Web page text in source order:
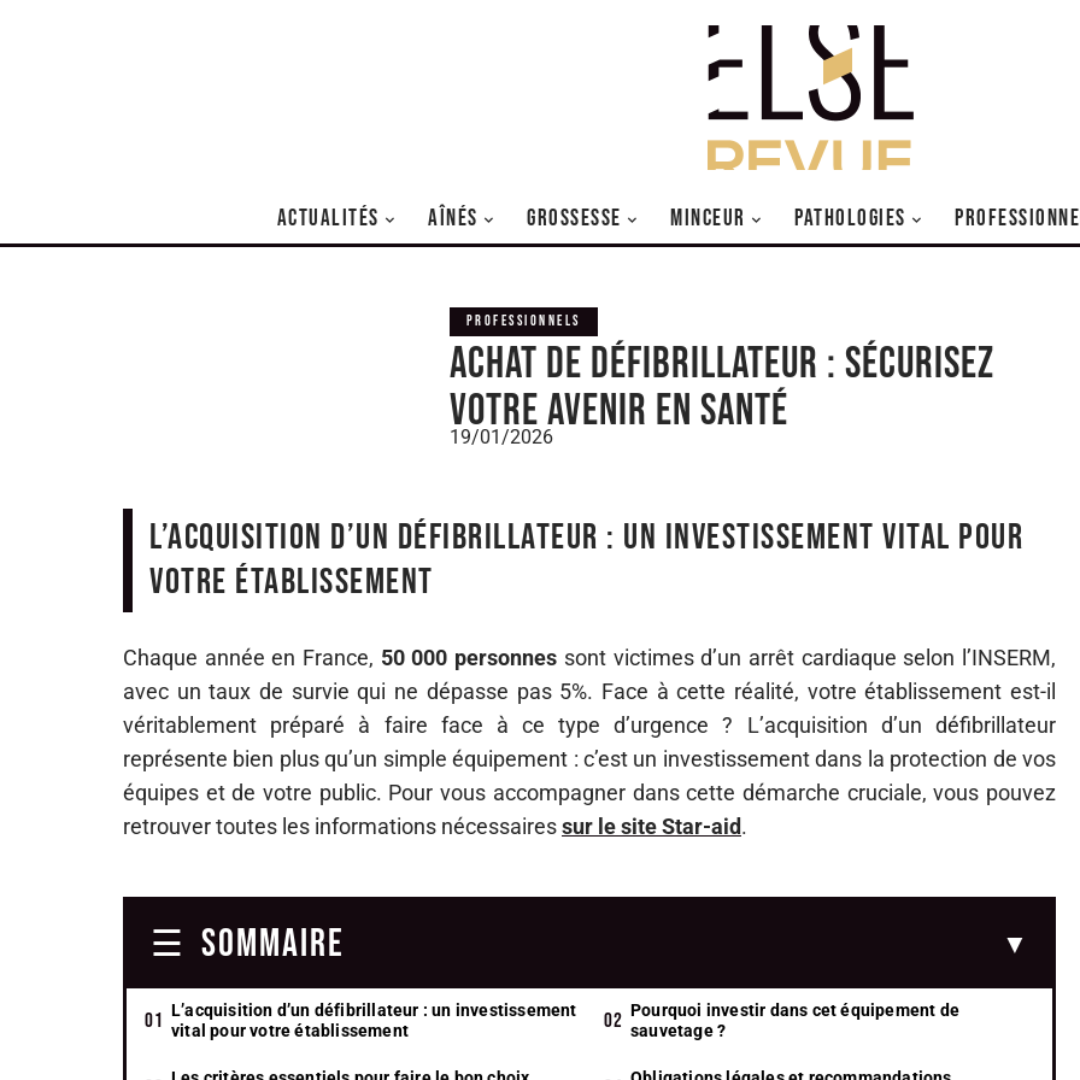
ACTUALITÉS AÎNÉS GROSSESSE MINCEUR PATHOLOGIES
PROFESSIONNELS
Achat de défibrillateur : sécurisez
votre avenir en santé
19/01/2026
L’acquisition d’un défibrillateur : un investissement vital pour
votre établissement
Chaque année en France, 50 000 personnes sont victimes d’un arrêt cardiaque selon l’INSERM,
avec un taux de survie qui ne dépasse pas 5%. Face à cette réalité, votre établissement est-il
véritablement préparé à faire face à ce type d’urgence ? L’acquisition d’un défibrillateur
représente bien plus qu’un simple équipement : c’est un investissement dans la protection de vos
équipes et de votre public. Pour vous accompagner dans cette démarche cruciale, vous pouvez
retrouver toutes les informations nécessairessur le site Star-aid.
SOMMAIRE
L’acquisition d’un défibrillateur : un investissement
vital pour votre établissement
Pourquoi investir dans cet équipement de
sauvetage ?